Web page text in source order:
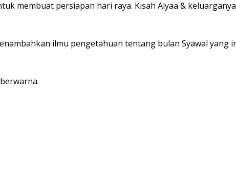
membuat persiapan hari raya. Kisah Alyaa &
ilmu pengetahuan tentang bulan Syawal yang